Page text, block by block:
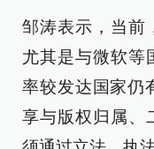
邹涛表示，当前
尤其是与微软等
率较发达国家仍
享与版权归属、